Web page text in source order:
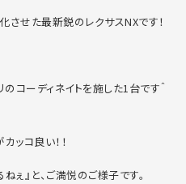
させた最新鋭のレクサスNXです！
コーディネイトを施した1台です＾
ッコ良い！！
ぇ』と、ご満悦のご様子です。